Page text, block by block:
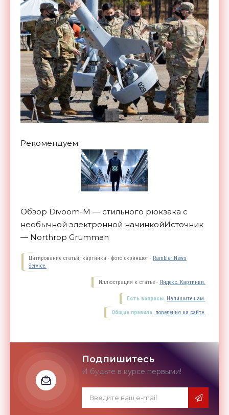
Рекомендуем:
Обзор Divoom-M — стильного рюкзака с
необычной электронной начинкойИсточник
— Northrop Grumman
Цитирование статьи, картинки - фото скриншот - Rambler News
Service.
Иллюстрация к статье - Яндекс. Картинки.
Есть вопросы. Напишите нам.
Общие правила поведения на сайте.
Подпишитесь
И будьте в курсе первыми!